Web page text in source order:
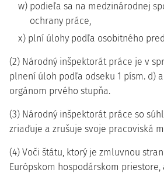
w) podieľa sa na medzinárodnej
ochrany práce,
x) plní úlohy podľa osobitného
(2) Národný inšpektorát práce je v
plnení úloh podľa odseku 1 písm. d)
orgánom prvého stupňa.
(3) Národný inšpektorát práce so
zriaďuje a zrušuje svoje pracoviská
(4) Voči štátu, ktorý je zmluvnou
Európskom hospodárskom